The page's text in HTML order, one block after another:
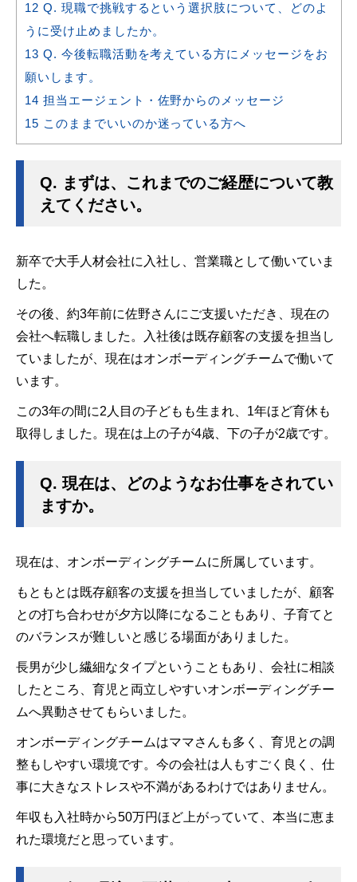
12 Q. 現職で挑戦するという選択肢について、どのよ
うに受け止めましたか。
13 Q. 今後転職活動を考えている方にメッセージをお
願いします。
14 担当エージェント・佐野からのメッセージ
15 このままでいいのか迷っている方へ
Q. まずは、これまでのご経歴について教
えてください。
新卒で大手人材会社に入社し、営業職として働いていま
した。
その後、約3年前に佐野さんにご支援いただき、現在の
会社へ転職しました。入社後は既存顧客の支援を担当し
ていましたが、現在はオンボーディングチームで働いて
います。
この3年の間に2人目の子どもも生まれ、1年ほど育休も
取得しました。現在は上の子が4歳、下の子が2歳です。
Q. 現在は、どのようなお仕事をされてい
ますか。
現在は、オンボーディングチームに所属しています。
もともとは既存顧客の支援を担当していましたが、顧客
との打ち合わせが夕方以降になることもあり、子育てと
のバランスが難しいと感じる場面がありました。
長男が少し繊細なタイプということもあり、会社に相談
したところ、育児と両立しやすいオンボーディングチー
ムへ異動させてもらいました。
オンボーディングチームはママさんも多く、育児との調
整もしやすい環境です。今の会社は人もすごく良く、仕
事に大きなストレスや不満があるわけではありません。
年収も入社時から50万円ほど上がっていて、本当に恵ま
れた環境だと思っています。